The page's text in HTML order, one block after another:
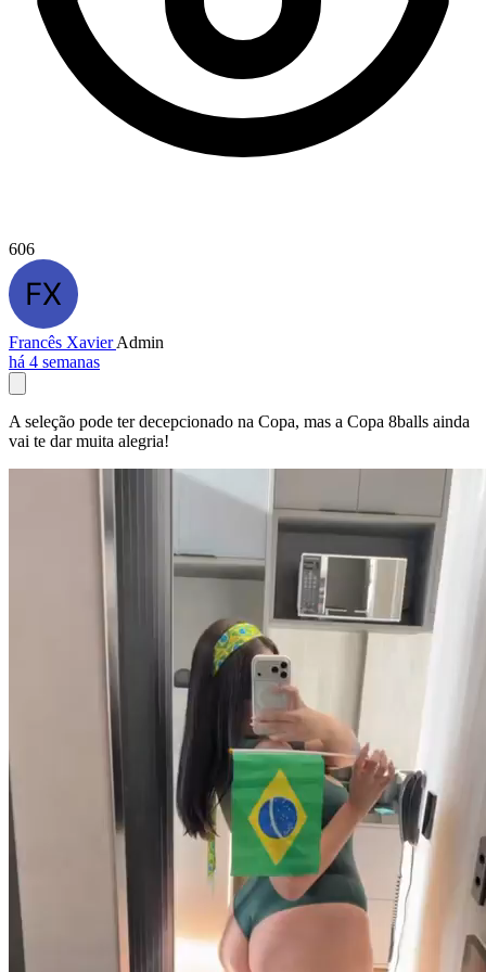
606
Francês XavierAdmin
há 4 semanas
A seleção pode ter decepcionado na Copa, mas a Copa 8balls ainda
vai te dar muita alegria!